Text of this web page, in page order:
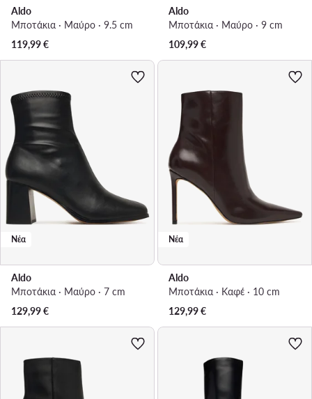
Aldo
Μποτάκια · Μαύρο · 9.5 cm
119,99€
Aldo
Μποτάκια · Μαύρο · 9 cm
109,99€
Νέα
Aldo
Μποτάκια · Μαύρο · 7 cm
129,99€
Νέα
Aldo
Μποτάκια · Καφέ · 10 cm
129,99€